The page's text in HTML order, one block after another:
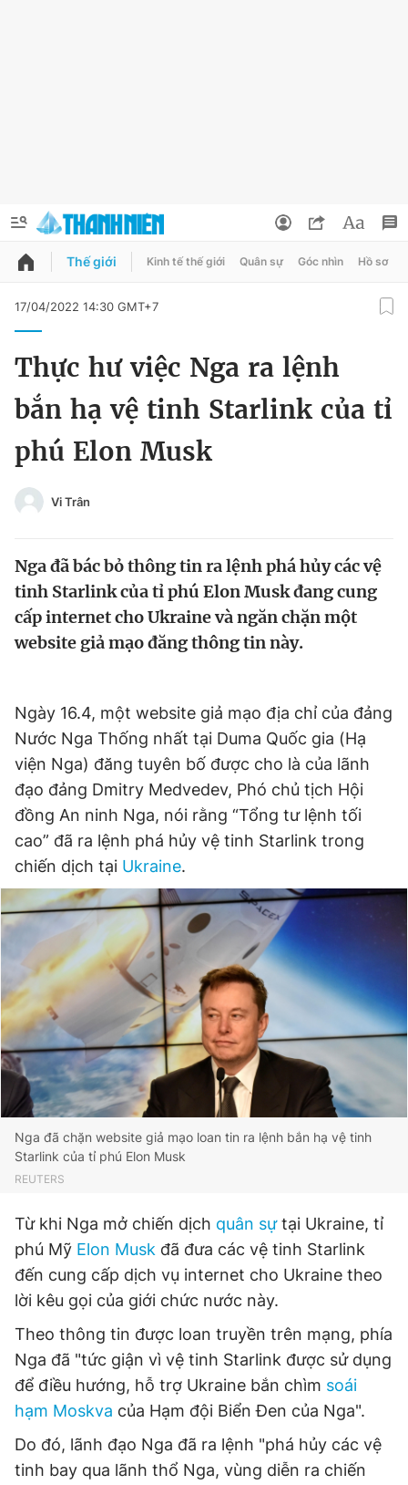
QUẢNG CÁO
Chuyên mục
Chuyên mục khác
Chào ngày mới
Video Magazine
Sản phẩm khác
Thông tin tòa soạn Liên hệ quảng cáo
Theo dõi báo trên
Hotline
0906 645 777
Liên hệ quảng cáo
0908 780 404
Đặt báo Quảng cáo Tòa soạn Chính sách bảo
Tổng biên tập: Nguyễn Ngọc Toàn
Phó tổng biên tập thường trực: Hải Thành
Phó tổng biên tập: Lâm Hiếu Dũng
Giấy phép xuất bản số 110/GP - BTTTT cấp ngày 24.3.2020
© 2003-2026 Bản quyền thuộc về Báo Thanh Niên. Cấm sao
chép dưới mọi hình thức nếu không có sự chấp thuận bằng văn
bản. Phát triển bởi ePi Technologies, JSC.
Đổi mật khẩu
Tin đã lưu
Tin đã xem
Đăng xuất
Thế giới Kinh tế thế giới Quân sự Góc nhìn Hồ sơ
17/04/2022 14:30 GMT+7
Thực hư việc Nga ra lệnh
bắn hạ vệ tinh Starlink của tỉ
phú Elon Musk
Vi Trân
Nga đã bác bỏ thông tin ra lệnh phá hủy các vệ
tinh Starlink của tỉ phú Elon Musk đang cung
cấp internet cho Ukraine và ngăn chặn một
website giả mạo đăng thông tin này.
Ngày 16.4, một website giả mạo địa chỉ của đảng
Nước Nga Thống nhất tại Duma Quốc gia (Hạ
viện Nga) đăng tuyên bố được cho là của lãnh
đạo đảng Dmitry Medvedev, Phó chủ tịch Hội
đồng An ninh Nga, nói rằng “Tổng tư lệnh tối
cao” đã ra lệnh phá hủy vệ tinh Starlink trong
chiến dịch tại Ukraine.
Nga đã chặn website giả mạo loan tin ra lệnh bắn hạ vệ tinh
Starlink của tỉ phú Elon Musk
REUTERS
Từ khi Nga mở chiến dịch quân sựtại Ukraine, tỉ
phú Mỹ Elon Musk đã đưa các vệ tinh Starlink
đến cung cấp dịch vụ internet cho Ukraine theo
lời kêu gọi của giới chức nước này.
Theo thông tin được loan truyền trên mạng, phía
Nga đã "tức giận vì vệ tinh Starlink được sử dụng
để điều hướng, hỗ trợ Ukraine bắn chìm soái
hạm Moskva của Hạm đội Biển Đen của Nga".
Do đó, lãnh đạo Nga đã ra lệnh "phá hủy các vệ
tinh bay qua lãnh thổ Nga, vùng diễn ra chiến